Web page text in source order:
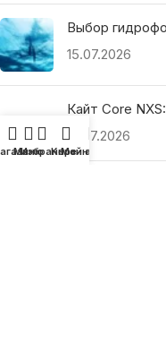
Выбор
15.07.2026
Кайт Core
14.07.2026
Меню
Избранное
Корзина
Мой аккаунт